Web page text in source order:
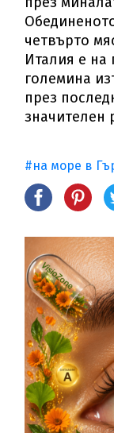
четвърто
Италия е на
големина
през
значителен
#на море в